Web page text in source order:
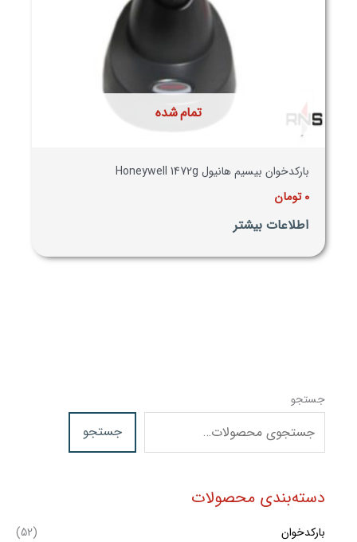
جستجو
جستجو
دسته‌بندی محصولات
بارکدخوان
(52)
تمام شده
بارکدخوان بیسیم هانیول Honeywell 1472g
0تومان
اطلاعات بیشتر